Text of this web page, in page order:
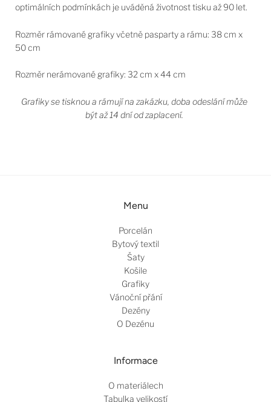
optimálních podmínkách je uváděná životnost tisku až 90 let.
Rozměr rámované grafiky včetně pasparty a rámu: 38 cm x
50 cm
Rozměr nerámované grafiky: 32 cm x 44 cm
Grafiky se tisknou a rámují na zakázku, doba odeslání může
být až 14 dní od zaplacení.
Menu
Porcelán
Bytový textil
Šaty
Košile
Grafiky
Vánoční přání
Dezény
O Dezénu
Informace
O materiálech
Tabulka velikostí